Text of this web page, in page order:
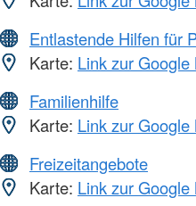
Entlastende Hilfen für
Karte: Link zur
Familienhilfe
Karte: Link zur
Freizeitangebote
Karte: Link zur